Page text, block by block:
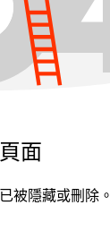
面
被隱藏或刪除。